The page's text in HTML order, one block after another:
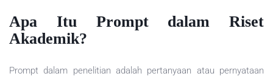
Apa Itu Prompt dalam Riset
Akademik?
Prompt dalam penelitian adalah pertanyaan atau pernyataan